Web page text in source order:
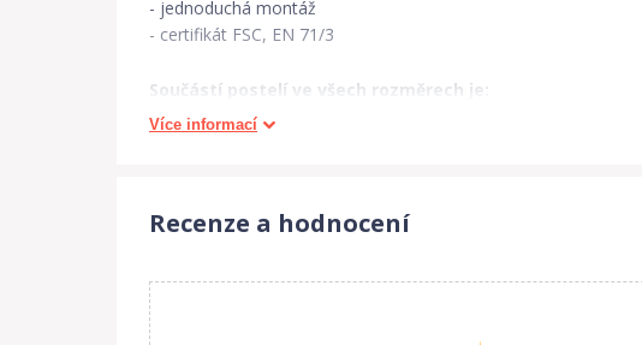
- jednoduchá montáž
- certifikát FSC, EN 71/3
Součástí postelí ve všech rozměrech je:
- 1 x úložný prostor s funkci spaní
- dřevěná konstrukce z borovicového dřeva
- šuplík z lamina
Více informací
Recenze a hodnocení